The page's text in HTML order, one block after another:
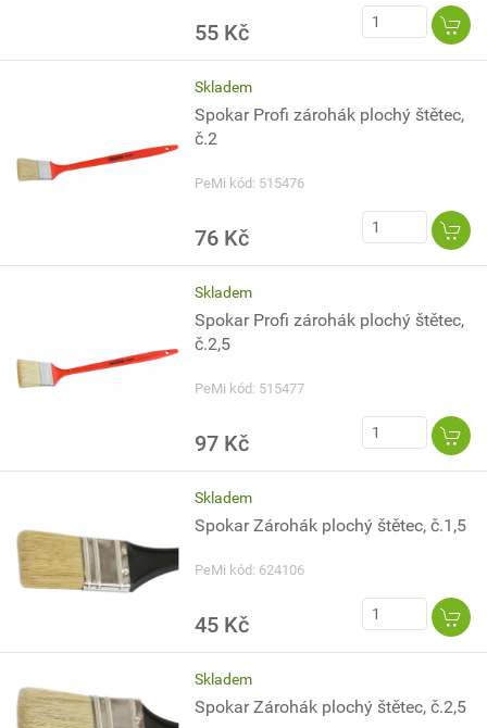
55 Kč
Skladem
Spokar Profi zárohák plochý štětec,
č.2
PeMi kód: 515476
76 Kč
Skladem
Spokar Profi zárohák plochý štětec,
č.2,5
PeMi kód: 515477
97 Kč
Skladem
Spokar Zárohák plochý štětec, č.1,5
PeMi kód: 624106
45 Kč
Skladem
Spokar Zárohák plochý štětec, č.2,5